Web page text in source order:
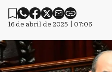
16 de abril de 2025 | 07:06